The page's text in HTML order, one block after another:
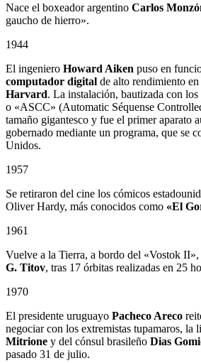
Nace el boxeador argentino Carlos
gaucho de hierro».
1944
El ingeniero Howard Aiken puso en
computador digital de alto rendimiento en
Harvard. La instalación, bautizada con
o «ASCC» (Automatic Séquense
tamaño gigantesco y fue el primer aparato
gobernado mediante un programa, que se
Unidos.
1957
Se retiraron del cine los cómicos
Oliver Hardy, más conocidos como «El
1961
Vuelve a la Tierra, a bordo del «Vostok II»,
G. Titov, tras 17 órbitas realizadas en 25
1970
El presidente uruguayo Pacheco Areco
negociar con los extremistas tupamaros, la
Mitrione y del cónsul brasileño Dias
pasado 31 de julio.